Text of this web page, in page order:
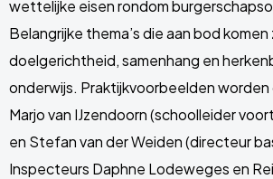
wettelijke eisen rondom
Belangrijke thema’s die aan bod komen
doelgerichtheid, samenhang en
onderwijs. Praktijkvoorbeelden
Marjo van IJzendoorn (schoolleider
en Stefan van der Weiden (directeur
Inspecteurs Daphne Lodeweges en